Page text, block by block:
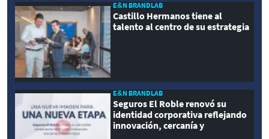
E&N BRANDLAB
Castillo Hermanos tiene al
talento al centro de su estrategia
E&N BRANDLAB
Seguros El Roble renovó su
identidad corporativa reflejando
innovación, cercanía y